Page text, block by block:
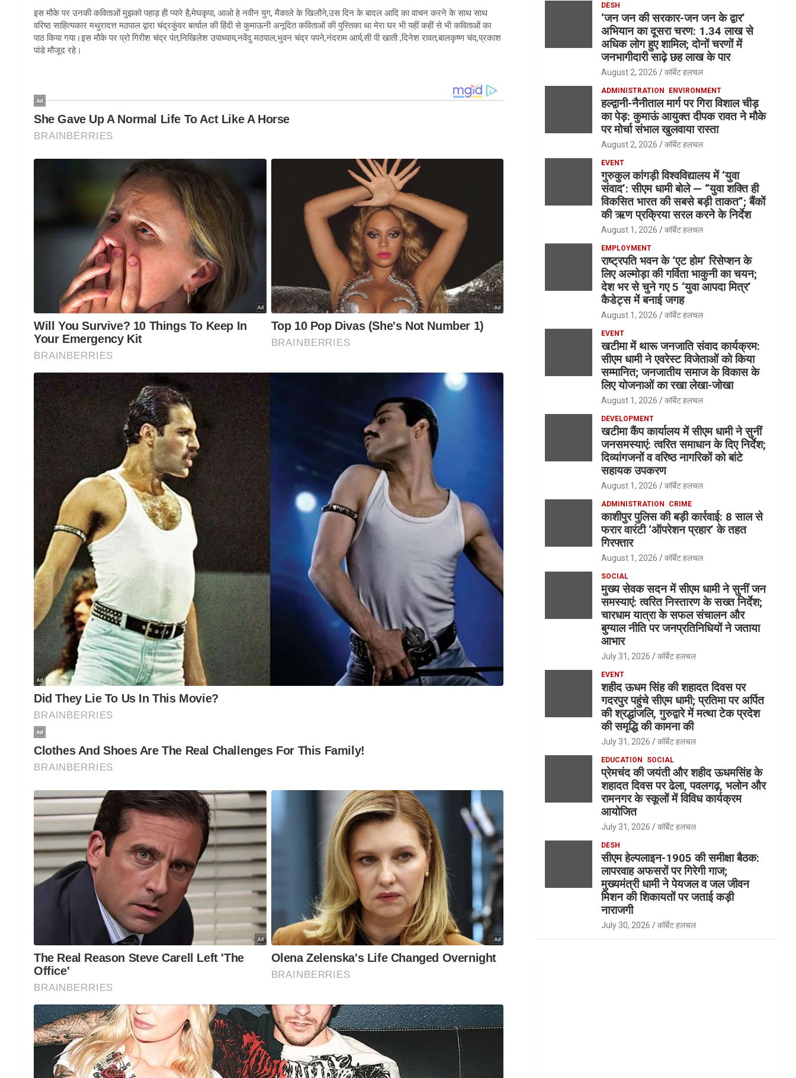
इस मौके पर उनकी कविताओं मुझको पहाड़ ही प्यारे है,मेघकृपा, आओ हे नवीन युग, मैकाले के खिलौने,उस दिन के बादल आदि का वाचन करने के साथ साथ
वरिष्ठ साहित्यकार मथुरादत्त मठपाल द्वारा चंद्रकुंवर बर्त्वाल की हिंदी से कुमाऊनी अनूदित कविताओं की पुस्तिका था मेरा घर भी यहीं कहीं से भी कविताओं का
पाठ किया गया।इस मौके पर प्रो गिरीश चंद्र पंत,निखिलेश उपाध्याय,नवेंदु मठपाल,भुवन चंद्र पपने,नंदराम आर्य,सी पी खाती ,दिनेश रावत,बालकृष्ण चंद,प्रकाश
पांडे मौजूद रहे।
DESH
‘जन जन की सरकार-जन जन के द्वार’
अभियान का दूसरा चरण: 1.34 लाख से
अधिक लोग हुए शामिल; दोनों चरणों में
जनभागीदारी साढ़े छह लाख के पार
August 2, 2026 कॉर्बेट हलचल
ADMINISTRATION ENVIRONMENT
हल्द्वानी-नैनीताल मार्ग पर गिरा विशाल चीड़
का पेड़: कुमाऊं आयुक्त दीपक रावत ने मौके
पर मोर्चा संभाल खुलवाया रास्ता
August 2, 2026 कॉर्बेट हलचल
EVENT
गुरुकुल कांगड़ी विश्वविद्यालय में ‘युवा
संवाद’: सीएम धामी बोले — “युवा शक्ति ही
विकसित भारत की सबसे बड़ी ताकत”; बैंकों
की ऋण प्रक्रिया सरल करने के निर्देश
August 1, 2026 कॉर्बेट हलचल
EMPLOYMENT
राष्ट्रपति भवन के ‘एट होम’ रिसेप्शन के
लिए अल्मोड़ा की गर्विता भाकुनी का चयन;
देश भर से चुने गए 5 ‘युवा आपदा मित्र’
कैडेट्स में बनाई जगह
August 1, 2026 कॉर्बेट हलचल
EVENT
खटीमा में थारू जनजाति संवाद कार्यक्रम:
सीएम धामी ने एवरेस्ट विजेताओं को किया
सम्मानित; जनजातीय समाज के विकास के
लिए योजनाओं का रखा लेखा-जोखा
August 1, 2026 कॉर्बेट हलचल
DEVELOPMENT
खटीमा कैंप कार्यालय में सीएम धामी ने सुनीं
जनसमस्याएं: त्वरित समाधान के दिए निर्देश;
दिव्यांगजनों व वरिष्ठ नागरिकों को बांटे
सहायक उपकरण
August 1, 2026 कॉर्बेट हलचल
ADMINISTRATION CRIME
काशीपुर पुलिस की बड़ी कार्रवाई: 8 साल से
फरार वारंटी ‘ऑपरेशन प्रहार’ के तहत
गिरफ्तार
August 1, 2026 कॉर्बेट हलचल
SOCIAL
मुख्य सेवक सदन में सीएम धामी ने सुनीं जन
समस्याएं: त्वरित निस्तारण के सख्त निर्देश;
चारधाम यात्रा के सफल संचालन और
बुग्याल नीति पर जनप्रतिनिधियों ने जताया
आभार
July 31, 2026 कॉर्बेट हलचल
EVENT
शहीद ऊधम सिंह की शहादत दिवस पर
गदरपुर पहुंचे सीएम धामी; प्रतिमा पर अर्पित
की श्रद्धांजलि, गुरुद्वारे में मत्था टेक प्रदेश
की समृद्धि की कामना की
July 31, 2026 कॉर्बेट हलचल
EDUCATION SOCIAL
प्रेमचंद की जयंती और शहीद ऊधमसिंह के
शहादत दिवस पर ढेला, पवलगढ़, भलोन और
रामनगर के स्कूलों में विविध कार्यक्रम
आयोजित
July 31, 2026 कॉर्बेट हलचल
DESH
सीएम हेल्पलाइन-1905 की समीक्षा बैठक:
लापरवाह अफसरों पर गिरेगी गाज;
मुख्यमंत्री धामी ने पेयजल व जल जीवन
मिशन की शिकायतों पर जताई कड़ी
नाराजगी
July 30, 2026 कॉर्बेट हलचल